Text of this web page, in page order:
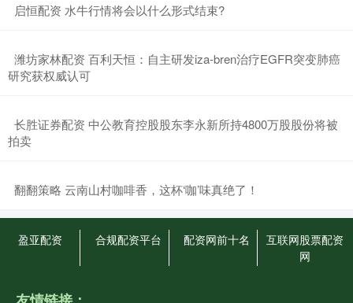
​启恒配资 水牛行情将会以什么形式结束?
​潍坊家林配资 百利天恒：自主研发iza-bren治疗EGFR突变肺癌
研究获权威认可
​长胜证券配资 中公教育控股股东李永新所持4800万股股份将被
拍卖
​翻翻策略 云南山村咖啡香，这杯‘咖’味真绝了！
盈亚配资 合规配资平台 配资网前十名
互联网股票配资
网